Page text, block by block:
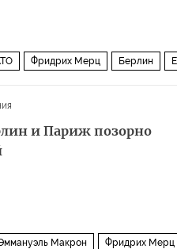
Фридрих Мерц Берлин
и Париж позорно
Макрон Фридрих Мерц